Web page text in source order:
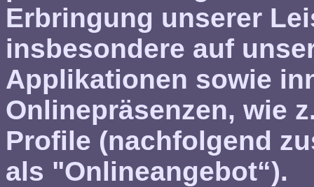
Erbringung unserer
insbesondere auf
Applikationen sowie
Onlinepräsenzen, wie
Profile (nachfolgend
als "Onlineangebot“).